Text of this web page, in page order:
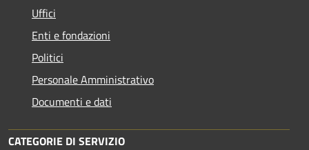
Uffici
Enti e fondazioni
Politici
Personale Amministrativo
Documenti e dati
CATEGORIE DI SERVIZIO